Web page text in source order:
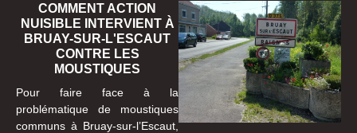
COMMENT ACTION
NUISIBLE INTERVIENT À
BRUAY-SUR-L'ESCAUT
CONTRE LES
MOUSTIQUES
Pour faire face à la
problématique de moustiques
communs à Bruay-sur-l’Escaut,